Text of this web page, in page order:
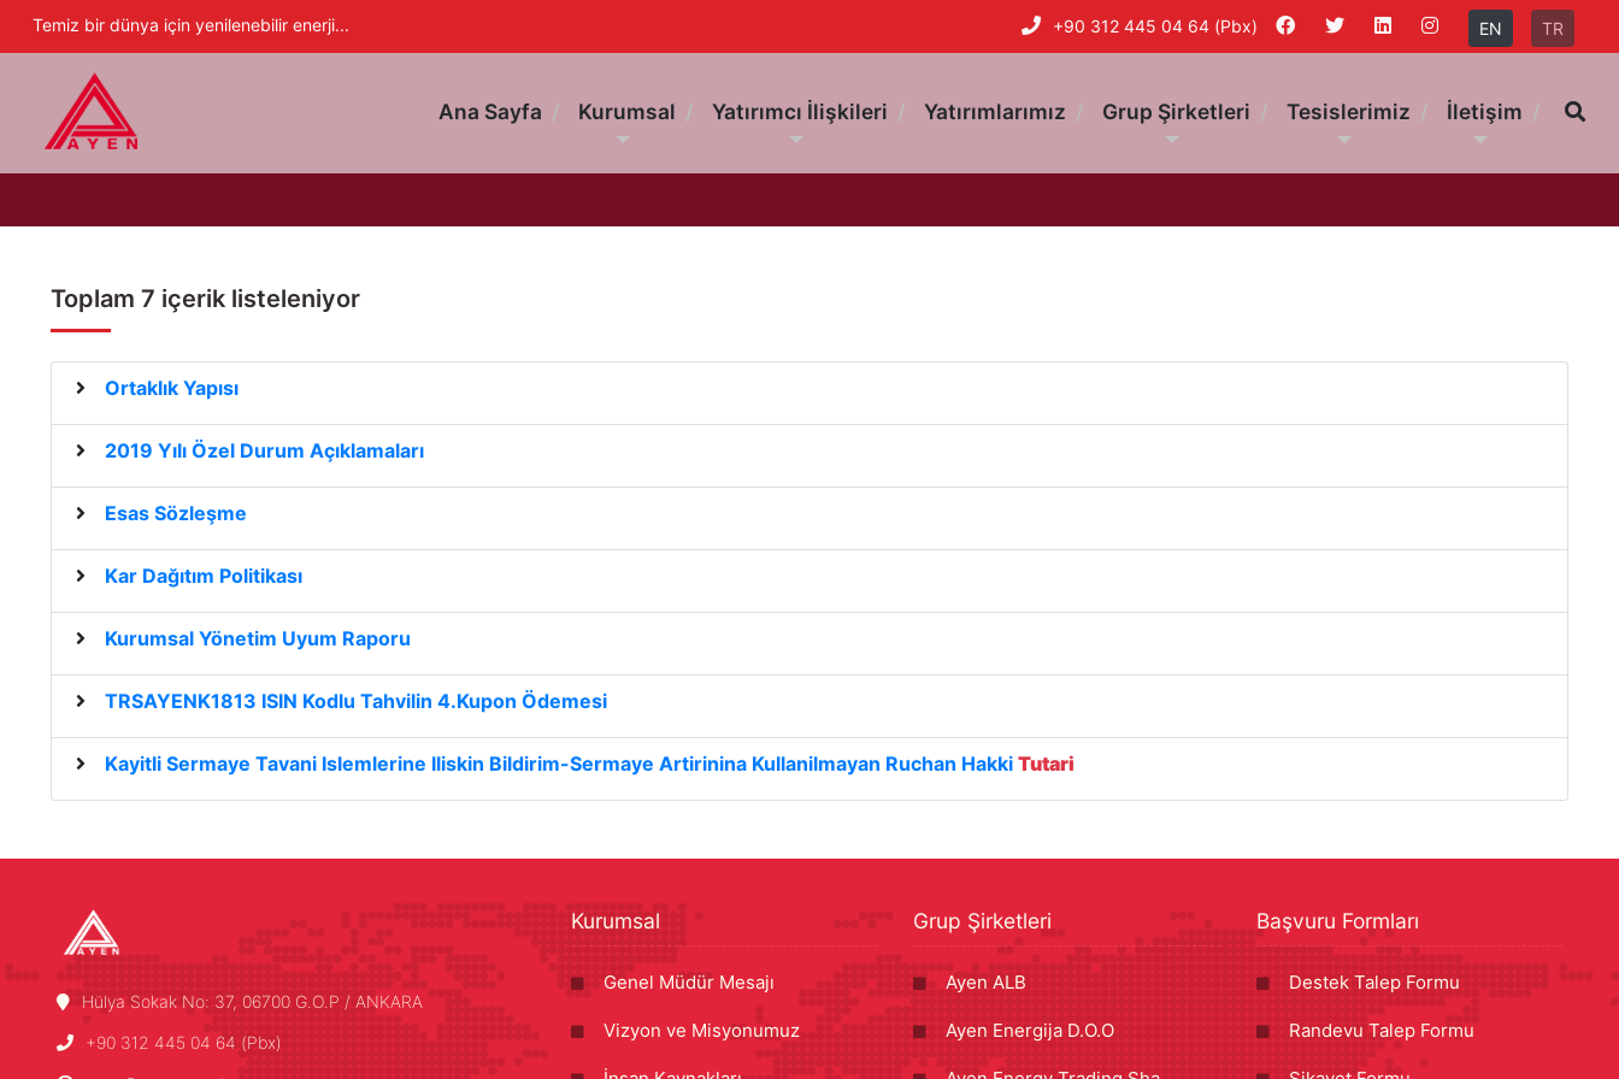
Ayen Enerji A.Ş +90 312 445 04 64 (Pbx) EN TR
Temiz bir dünya için yenilenebilir enerji...
Ana Sayfa Kurumsal Yatırımcı İlişkileri Yatırımlarımız Grup Şirketleri Tesislerimiz İletişim
Toplam 7 içerik listeleniyor
Ortaklık Yapısı
2019 Yılı Özel Durum Açıklamaları
Esas Sözleşme
Kar Dağıtım Politikası
Kurumsal Yönetim Uyum Raporu
TRSAYENK1813 ISIN Kodlu Tahvilin 4.Kupon Ödemesi
Kayitli Sermaye Tavani Islemlerine Iliskin Bildirim-Sermaye Artirinina Kullanilmayan Ruchan Hakki Tutari
Hülya Sokak No: 37, 06700 G.O.P / ANKARA
+90 312 445 04 64 (Pbx)
Kurumsal
Genel Müdür Mesajı
Vizyon ve Misyonumuz
Grup Şirketleri
Ayen ALB
Ayen Energija D.O.O
Başvuru Formları
Destek Talep Formu
Randevu Talep Formu